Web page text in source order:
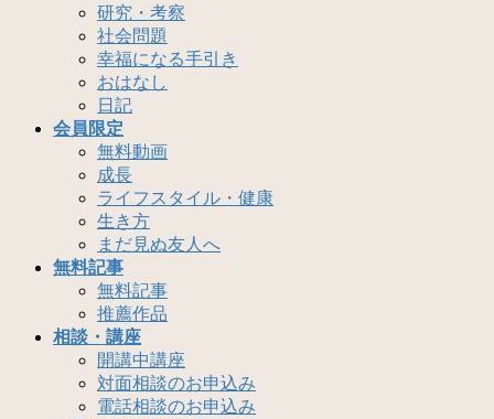
研究・考察
社会問題
幸福になる手引き
おはなし
日記
会員限定
無料動画
成長
ライフスタイル・健康
生き方
まだ見ぬ友人へ
無料記事
無料記事
推薦作品
相談・講座
開講中講座
対面相談のお申込み
電話相談のお申込み